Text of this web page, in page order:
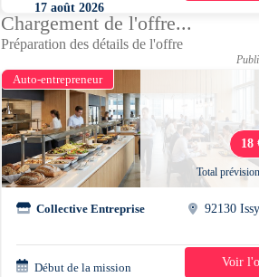
17 août 2026
10h00 - 17h30
Chargement de l'offre...
Préparation des détails de l'offre
Auto-entrepreneur
18
Total
Collective Entreprise
Début de la mission
5 jours
Voir